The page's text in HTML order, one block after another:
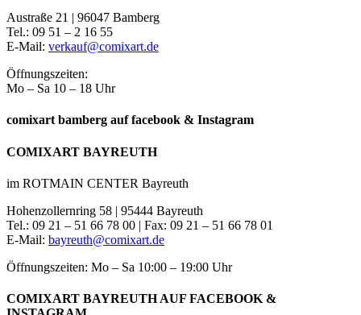
Austraße 21 | 96047 Bamberg
Tel.: 09 51 – 2 16 55
E-Mail: verkauf@comixart.de
Öffnungszeiten:
Mo – Sa 10 – 18 Uhr
comixart bamberg auf facebook & Instagram
COMIXART BAYREUTH
im ROTMAIN CENTER Bayreuth
Hohenzollernring 58 | 95444 Bayreuth
Tel.: 09 21 – 51 66 78 00 | Fax: 09 21 – 51 66 78 01
E-Mail: bayreuth@comixart.de
Öffnungszeiten: Mo – Sa 10:00 – 19:00 Uhr
COMIXART BAYREUTH AUF FACEBOOK &